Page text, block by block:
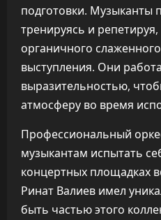
подготовки. Музыканты
тренируясь и
органичного
выступления. Они
выразительностью,
атмосферу во время
Профессиональный
музыкантам испытать
концертных площадках
Ринат Валиев имел
быть частью этого